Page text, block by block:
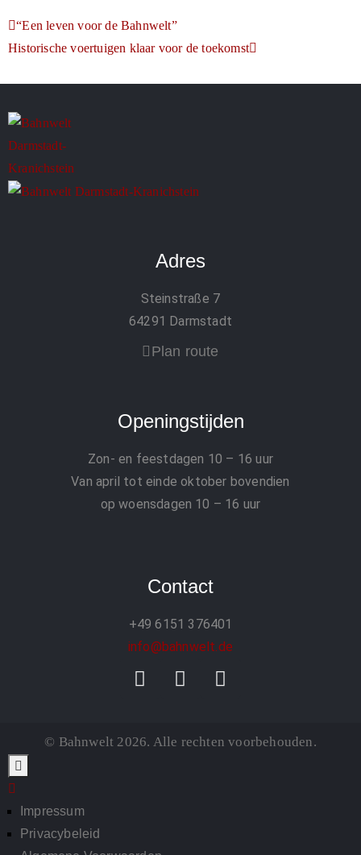
“Een leven voor de Bahnwelt”
Historische voertuigen klaar voor de toekomst
Adres
Steinstraße 7
64291 Darmstadt
Plan route
Openingstijden
Zon- en feestdagen 10 – 16 uur
Van april tot einde oktober bovendien
op woensdagen 10 – 16 uur
Contact
+49 6151 376401
info@bahnwelt.de
© Bahnwelt 2026. Alle rechten voorbehouden.
Impressum
Privacybeleid